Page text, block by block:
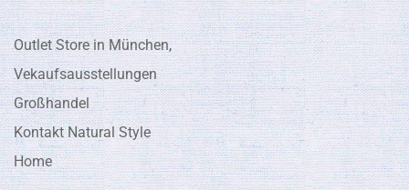
Outlet Store in München,
Vekaufsausstellungen
Großhandel
Kontakt Natural Style
Home